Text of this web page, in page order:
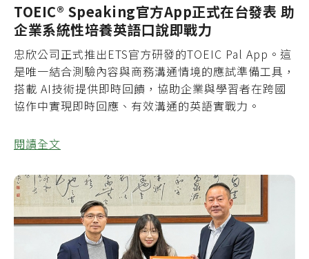
TOEIC® Speaking官方App正式在台發表 助
企業系統性培養英語口說即戰力
忠欣公司正式推出ETS官方研發的TOEIC Pal App。這
是唯一結合測驗內容與商務溝通情境的應試準備工具，
搭載 AI技術提供即時回饋，協助企業與學習者在跨國
協作中實現即時回應、有效溝通的英語實戰力。
閱讀全文